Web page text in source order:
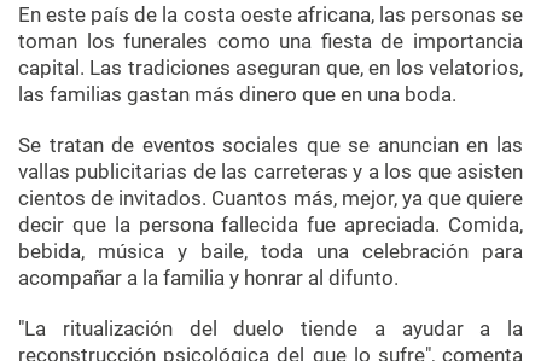
En este país de la costa oeste africana, las personas se
toman los funerales como una fiesta de importancia
capital. Las tradiciones aseguran que, en los velatorios,
las familias gastan más dinero que en una boda.
Se tratan de eventos sociales que se anuncian en las
vallas publicitarias de las carreteras y a los que asisten
cientos de invitados. Cuantos más, mejor, ya que quiere
decir que la persona fallecida fue apreciada. Comida,
bebida, música y baile, toda una celebración para
acompañar a la familia y honrar al difunto.
"La ritualizacióndel duelo tiende a ayudar a la
reconstrucción psicológica del que lo sufre", comenta